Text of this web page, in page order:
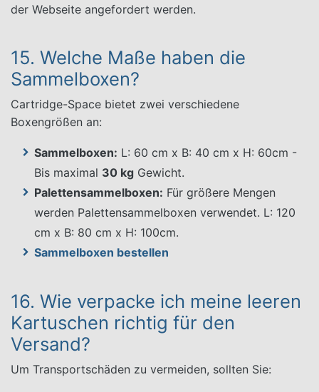
der Webseite angefordert werden.
15. Welche Maße haben die
Sammelboxen?
Cartridge-Space bietet zwei verschiedene
Boxengrößen an:
Sammelboxen: L: 60 cm x B: 40 cm x H: 60cm -
Bis maximal 30 kg Gewicht.
Palettensammelboxen: Für größere Mengen
werden Palettensammelboxen verwendet. L: 120
cm x B: 80 cm x H: 100cm.
Sammelboxen bestellen
16. Wie verpacke ich meine leeren
Kartuschen richtig für den
Versand?
Um Transportschäden zu vermeiden, sollten Sie: